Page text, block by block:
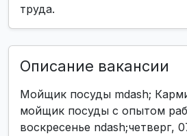
труда.
Описание вакансии
Мойщик посуды mdash;
мойщик посуды с опытом
воскресенье ndash;четверг,